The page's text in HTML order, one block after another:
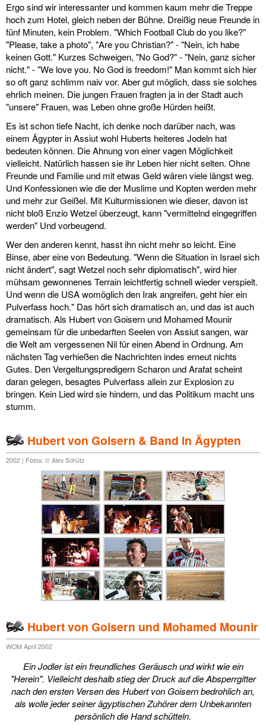
Ergo sind wir interessanter und kommen kaum mehr die Treppe
hoch zum Hotel, gleich neben der Bühne. Dreißig neue Freunde in
fünf Minuten, kein Problem. "Which Football Club do you like?"
"Please, take a photo", "Are you Christian?" - "Nein, ich habe
keinen Gott." Kurzes Schweigen, "No God?" - "Nein, ganz sicher
nicht." - "We love you. No God is freedom!" Man kommt sich hier
so oft ganz schlimm naiv vor. Aber gut möglich, dass sie solches
ehrlich meinen. Die jungen Frauen fragten ja in der Stadt auch
"unsere" Frauen, was Leben ohne große Hürden heißt.
Es ist schon tiefe Nacht, ich denke noch darüber nach, was
einem Ägypter in Assiut wohl Huberts heiteres Jodeln hat
bedeuten können. Die Ahnung von einer vagen Möglichkeit
vielleicht. Natürlich hassen sie ihr Leben hier nicht selten. Ohne
Freunde und Familie und mit etwas Geld wären viele längst weg.
Und Konfessionen wie die der Muslime und Kopten werden mehr
und mehr zur Geißel. Mit Kulturmissionen wie dieser, davon ist
nicht bloß Enzio Wetzel überzeugt, kann "vermittelnd eingegriffen
werden" Und vorbeugend.
Wer den anderen kennt, hasst ihn nicht mehr so leicht. Eine
Binse, aber eine von Bedeutung. "Wenn die Situation in Israel sich
nicht ändert", sagt Wetzel noch sehr diplomatisch", wird hier
mühsam gewonnenes Terrain leichtfertig schnell wieder verspielt.
Und wenn die USA womöglich den Irak angreifen, geht hier ein
Pulverfass hoch." Das hört sich dramatisch an, und das ist auch
dramatisch. Als Hubert von Goisern und Mohamed Mounir
gemeinsam für die unbedarften Seelen von Assiut sangen, war
die Welt am vergessenen Nil für einen Abend in Ordnung. Am
nächsten Tag verhießen die Nachrichten indes erneut nichts
Gutes. Den Vergeltungspredigern Scharon und Arafat scheint
daran gelegen, besagtes Pulverfass allein zur Explosion zu
bringen. Kein Lied wird sie hindern, und das Politikum macht uns
stumm.
Hubert von Goisern & Band in Ägypten
2002 | Fotos: © Alex Schütz
Hubert von Goisern und Mohamed Mounir
WOM April 2002
Ein Jodler ist ein freundliches Geräusch und wirkt wie ein
"Herein". Vielleicht deshalb stieg der Druck auf die Absperrgitter
nach den ersten Versen des Hubert von Goisern bedrohlich an,
als wolle jeder seiner ägyptischen Zuhörer dem Unbekannten
persönlich die Hand schütteln.